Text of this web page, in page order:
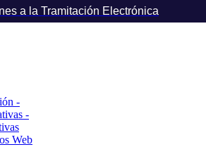
a la Tramitación Electrónica
-
-
Web